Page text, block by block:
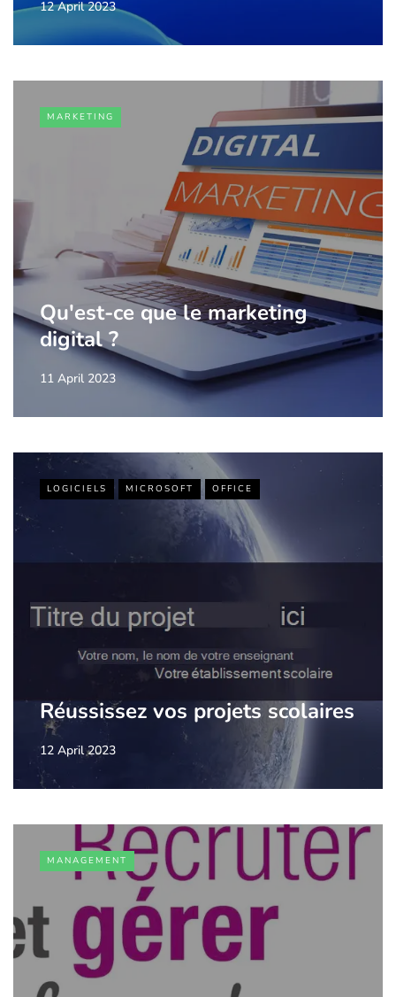
12 April 2023
MARKETING
Qu'est-ce que le marketing
digital ?
11 April 2023
LOGICIELS MICROSOFT OFFICE
Réussissez vos projets scolaires
12 April 2023
MANAGEMENT